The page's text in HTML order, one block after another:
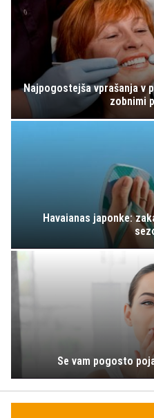
Najpogostejša vprašanja v
zobnimi
Havaianas japonke:
Se vam pogosto